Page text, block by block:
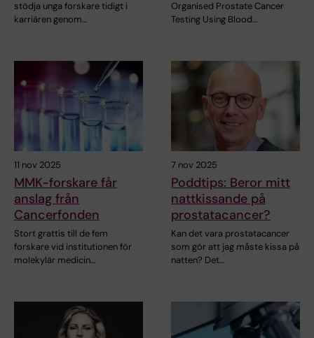
stödja unga forskare tidigt i
karriären genom…
Organised Prostate Cancer
Testing Using Blood…
11 nov 2025
MMK-forskare får
anslag från
Cancerfonden
Stort grattis till de fem
forskare vid institutionen för
molekylär medicin…
7 nov 2025
Poddtips: Beror mitt
nattkissande på
prostatacancer?
Kan det vara prostatacancer
som gör att jag måste kissa på
natten? Det…